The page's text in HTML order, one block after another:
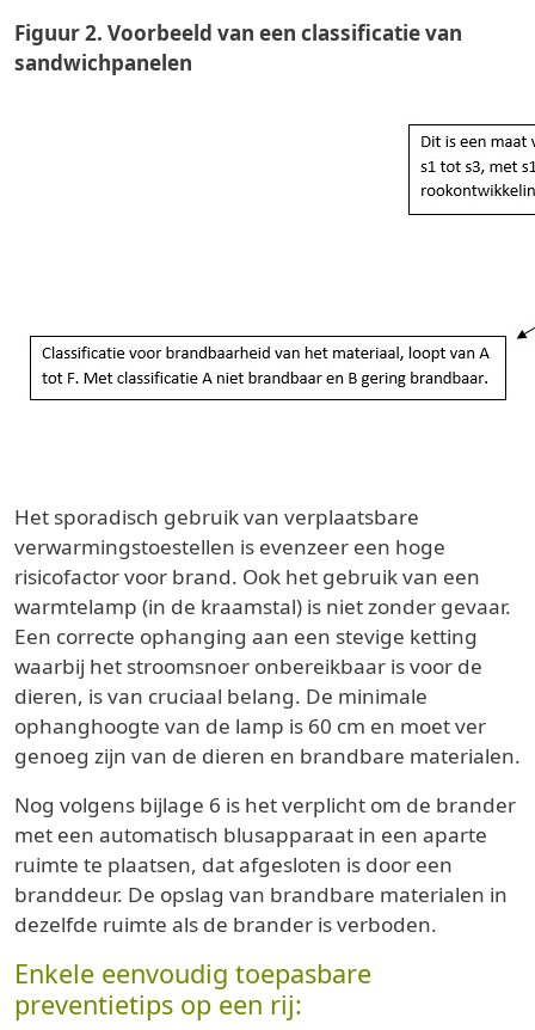
Figuur 2. Voorbeeld van een classificatie van
sandwichpanelen
Het sporadisch gebruik van verplaatsbare
verwarmingstoestellen is evenzeer een hoge
risicofactor voor brand. Ook het gebruik van een
warmtelamp (in de kraamstal) is niet zonder gevaar.
Een correcte ophanging aan een stevige ketting
waarbij het stroomsnoer onbereikbaar is voor de
dieren, is van cruciaal belang. De minimale
ophanghoogte van de lamp is 60 cm en moet ver
genoeg zijn van de dieren en brandbare materialen.
Nog volgens bijlage 6 is het verplicht om de brander
met een automatisch blusapparaat in een aparte
ruimte te plaatsen, dat afgesloten is door een
branddeur. De opslag van brandbare materialen in
dezelfde ruimte als de brander is verboden.
Enkele eenvoudig toepasbare
preventietips op een rij: